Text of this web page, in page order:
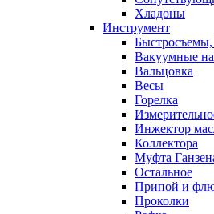
Хладоны
Инструмент
Вакуумные
Вальцовка
Весы
Горелка
Инжектор
Коллектора
Муфта
Остальное
Припой и
Проколки